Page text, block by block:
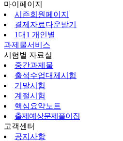
마이페이지
시즌회원페이지
결제자료다운받기
1대1 개인별
과제물서비스
시험별 자료실
중간과제물
출석수업대체시험
기말시험
계절시험
핵심요약노트
출제예상문제풀이집
고객센터
공지사항